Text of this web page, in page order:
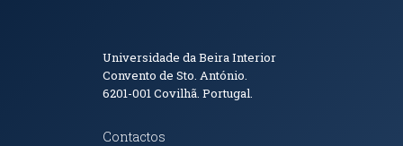
Informações de
Universidade da Beira Interior
Convento de Sto. António.
6201-001Covilhã. Portugal.
Contactos